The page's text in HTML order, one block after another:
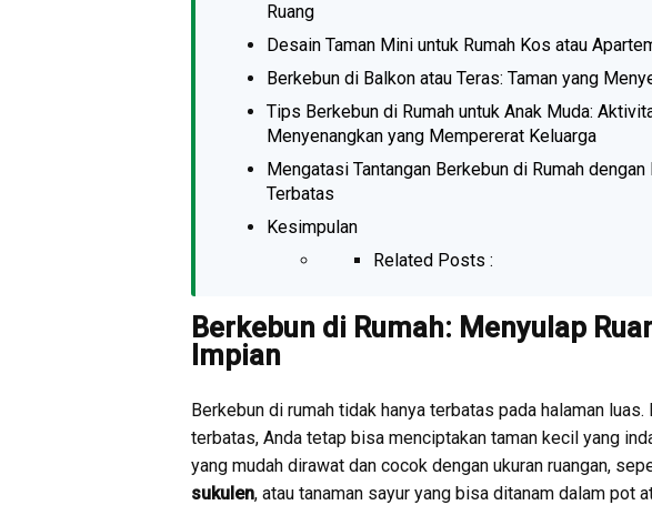
Ruang
Desain Taman Mini untuk Rumah Kos atau
Berkebun di Balkon atau Teras: Taman yang
Tips Berkebun di Rumah untuk Anak Muda:
Menyenangkan yang Mempererat Keluarga
Mengatasi Tantangan Berkebun di Rumah dengan
Terbatas
Kesimpulan
Related Posts :
Berkebun di Rumah: Menyulap
Impian
Berkebun di rumah tidak hanya terbatas pada halaman
terbatas, Anda tetap bisa menciptakan taman kecil yang
yang mudah dirawat dan cocok dengan ukuran ruangan,
sukulen, atau tanaman sayur yang bisa ditanam dalam pot